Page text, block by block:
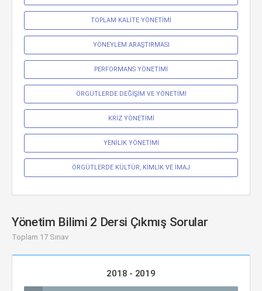
TOPLAM KALİTE YÖNETİMİ
YÖNEYLEM ARAŞTIRMASI
PERFORMANS YÖNETİMİ
ÖRGÜTLERDE DEĞİŞİM VE YÖNETİMİ
KRİZ YÖNETİMİ
YENİLİK YÖNETİMİ
ÖRGÜTLERDE KÜLTÜR, KİMLİK VE İMAJ
Yönetim Bilimi 2 Dersi Çıkmış Sorular
Toplam 17 Sınav
2018 - 2019